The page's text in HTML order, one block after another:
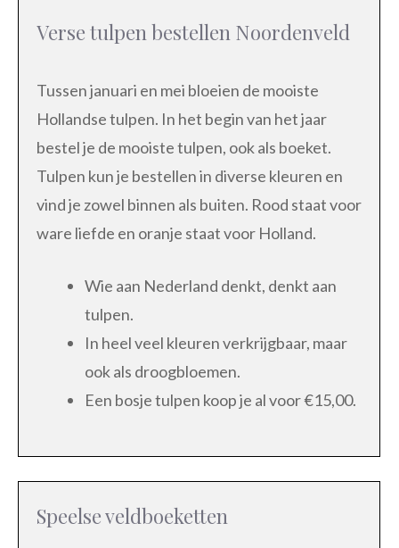
Verse tulpen bestellen Noordenveld
Tussen januari en mei bloeien de mooiste
Hollandse tulpen. In het begin van het jaar
bestel je de mooiste tulpen, ook als boeket.
Tulpen kun je bestellen in diverse kleuren en
vind je zowel binnen als buiten. Rood staat voor
ware liefde en oranje staat voor Holland.
Wie aan Nederland denkt, denkt aan
tulpen.
In heel veel kleuren verkrijgbaar, maar
ook als droogbloemen.
Een bosje tulpen koop je al voor €15,00.
Speelse veldboeketten